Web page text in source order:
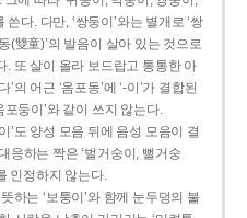
쓴다. 다만, ‘쌍둥이’와는 별개로 ‘쌍
(雙童)’의 발음이 살아 있는 것으로
. 또 살이 올라 보드랍고 통통한 아
의 어근 ‘옴포동’에 ‘-이’가 결합된
포둥이’와 같이 쓰지 않는다.
’도 양성 모음 뒤에 음성 모음이 결
응하는 짝은 ‘벌거숭이, 뻘거숭
인정하지 않는다.
하는 ‘보퉁이’와 함께 눈두덩의 불